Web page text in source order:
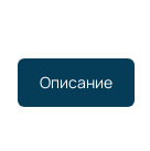
Описание